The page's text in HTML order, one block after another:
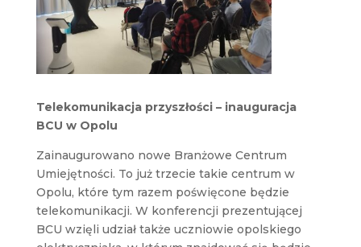
Telekomunikacja przyszłości – inauguracja
BCU w Opolu
Zainaugurowano nowe Branżowe Centrum
Umiejętności. To już trzecie takie centrum w
Opolu, które tym razem poświęcone będzie
telekomunikacji. W konferencji prezentującej
BCU wzięli udział także uczniowie opolskiego